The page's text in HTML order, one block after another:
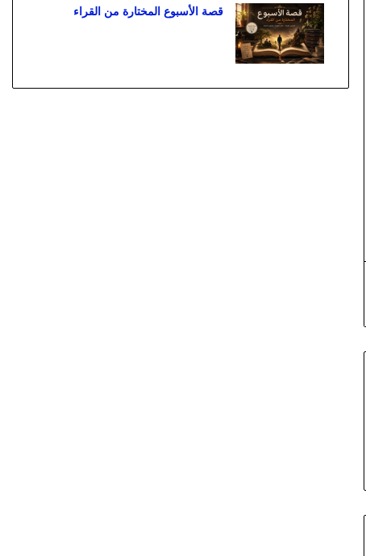
قصة الأسبوع المختارة من القراء